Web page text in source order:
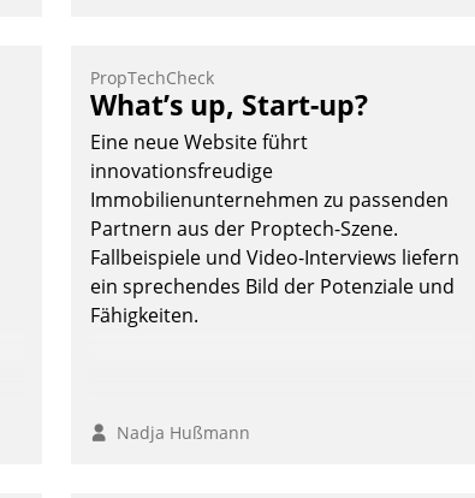
Allein mit der Einführung einer neuen
Software ist es nicht getan. Die
Digitalisierung erfordert von
Unternehmen die Bereitschaft, sich zu
überprüfen, zu hinterfragen und zu
verändern.
PropTechCheck
What’s up, Start-up?
Eine neue Website führt
innovationsfreudige
Immobilienunternehmen zu passenden
Partnern aus der Proptech-Szene.
Fallbeispiele und Video-Interviews liefern
ein sprechendes Bild der Potenziale und
Fähigkeiten.
Nadja Hußmann